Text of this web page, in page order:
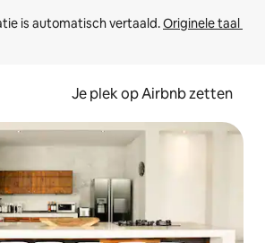
is automatisch vertaald. Originele taal
Je plek op Airbnb zetten